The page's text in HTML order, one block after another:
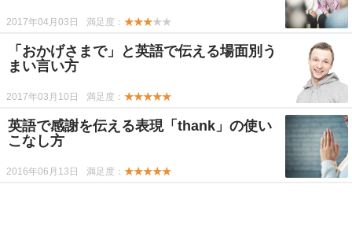
2017年04月03日 満足度： ★★★★★
「おかげさまで」と英語で伝える場面別う
まい言い方
2017年03月10日 満足度： ★★★★★
英語で感謝を伝える表現「thank」の使い
こなし方
2016年06月13日 満足度： ★★★★★